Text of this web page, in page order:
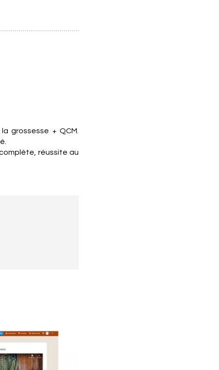
grossesse + QCM.
réussite au